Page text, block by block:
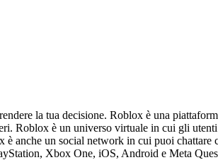
la tua decisione. Roblox è una
Roblox è un universo virtuale in cui gli
anche un social network in cui puoi chattare
Xbox One, iOS, Android e Meta